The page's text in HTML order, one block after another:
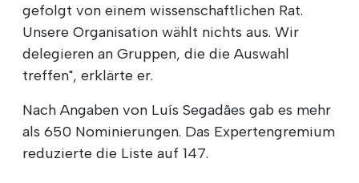
gefolgt von einem wissenschaftlichen Rat.
Unsere Organisation wählt nichts aus. Wir
delegieren an Gruppen, die die Auswahl
treffen", erklärte er.
Nach Angaben von Luís Segadães gab es mehr
als 650 Nominierungen. Das Expertengremium
reduzierte die Liste auf 147.